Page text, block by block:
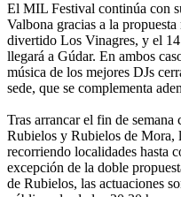
El MIL Festival continúa con
Valbona gracias a la
divertido Los Vinagres, y el
llegará a Gúdar. En ambos
música de los mejores DJs
sede, que se complementa
Tras arrancar el fin de
Rubielos y Rubielos de Mora,
recorriendo localidades hasta
excepción de la doble
de Rubielos, las actuaciones